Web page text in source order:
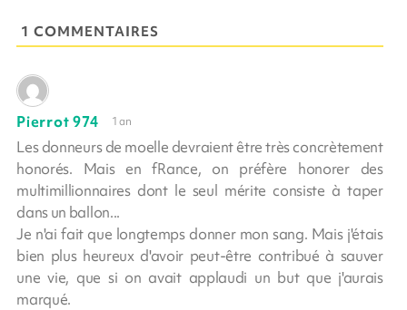
1 COMMENTAIRES
Pierrot 974 1 an
Les donneurs de moelle devraient être très concrètement
honorés. Mais en fRance, on préfère honorer des
multimillionnaires dont le seul mérite consiste à taper
dans un ballon...
Je n'ai fait que longtemps donner mon sang. Mais j'étais
bien plus heureux d'avoir peut-être contribué à sauver
une vie, que si on avait applaudi un but que j'aurais
marqué.